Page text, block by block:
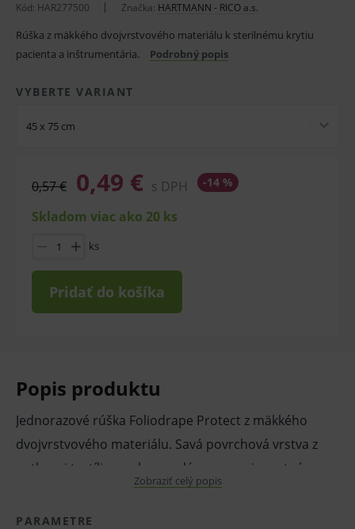
Kód: HAR277500 Značka: HARTMANN - RICO a.s.
Rúška z mäkkého dvojvrstvového materiálu k sterilnému krytiu
pacienta a inštrumentária.
Podrobný popis
VYBERTE VARIANT
45 x 75 cm
0,57 € 0,49 € s DPH -14 %
Skladom viac ako 20 ks
ks
Pridať do košíka
Popis produktu
Jednorazové rúška Foliodrape Protect z mäkkého
dvojvrstvového materiálu. Savá povrchová vrstva z
netkanej textílie z polypropylénu a nepriepustná
vrstva z polyetylénovej fólie. Neprepúšťajú tekutiny a
sú odolné voči oderu. Poskytujú bezpečnú hygienickú
Zobraziť celý popis
PARAMETRE